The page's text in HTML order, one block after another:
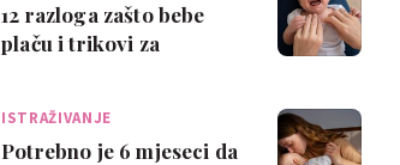
12 razloga zašto bebe
plaču i trikovi za
ISTRAŽIVANJE
Potrebno je 6 mjeseci da